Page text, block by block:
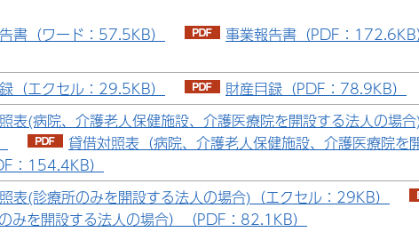
書（ワード：57.5KB） 事業報告書（PDF：172.6KB
（エクセル：29.5KB） 財産目録（PDF：78.9KB）
表(病院、介護老人保健施設、介護医療院を開設する法人の場
貸借対照表（病院、介護老人保健施設、介護医療院を
：154.4KB）
表(診療所のみを開設する法人の場合)（エクセル：29KB）
みを開設する法人の場合）（PDF：82.1KB）